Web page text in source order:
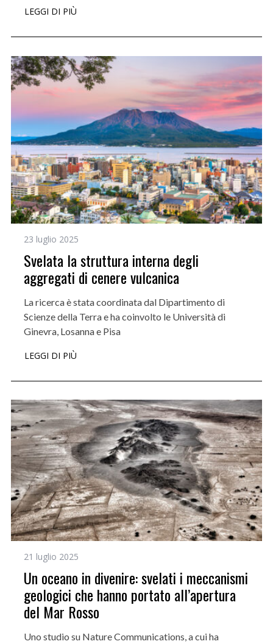
LEGGI DI PIÙ
23 luglio 2025
Svelata la struttura interna degli
aggregati di cenere vulcanica
La ricerca è stata coordinata dal Dipartimento di
Scienze della Terra e ha coinvolto le Università di
Ginevra, Losanna e Pisa
LEGGI DI PIÙ
21 luglio 2025
Un oceano in divenire: svelati i meccanismi
geologici che hanno portato all’apertura
del Mar Rosso
Uno studio su Nature Communications, a cui ha